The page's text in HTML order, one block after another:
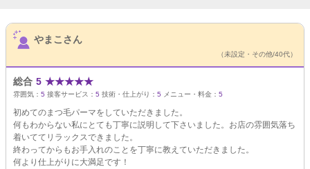
サロンPick Up
やまこさん
（未設定・その他/40代）
総合 5 ★★★★★
雰囲気： 5 接客サービス： 5 技術・仕上がり： 5 メニュー・料金： 5
初めてのまつ毛パーマをしていただきました。
何もわからない私にとても丁寧に説明して下さいました。お店の雰囲気落ち
着いててリラックスできました。
終わってからもお手入れのことを丁寧に教えていただきました。
何より仕上がりに大満足です！